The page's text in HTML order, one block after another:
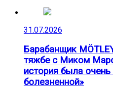
31.07.2026
Барабанщик
тяжбе с Миком
история была
болезненной»